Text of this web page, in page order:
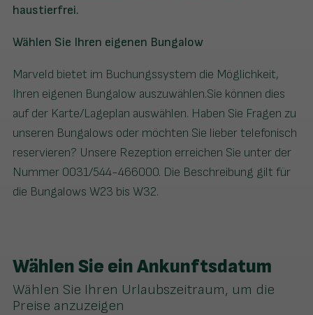
haustierfrei.
Wählen Sie Ihren eigenen Bungalow
Marveld bietet im Buchungssystem die Möglichkeit,
Ihren eigenen Bungalow auszuwählen.Sie können dies
auf der Karte/Lageplan auswählen. Haben Sie Fragen zu
unseren Bungalows oder möchten Sie lieber telefonisch
reservieren? Unsere Rezeption erreichen Sie unter der
Nummer 0031/544-466000. Die Beschreibung gilt für
die Bungalows W23 bis W32.
Wählen Sie ein Ankunftsdatum
Wählen Sie Ihren Urlaubszeitraum, um die
Preise anzuzeigen